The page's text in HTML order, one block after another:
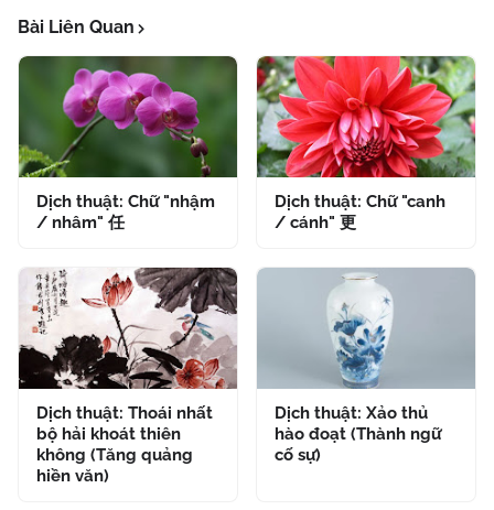
Bài Liên Quan
Dịch thuật: Chữ "nhậm
/ nhâm" 任
Dịch thuật: Chữ "canh
/ cánh" 更
Dịch thuật: Thoái nhất
bộ hải khoát thiên
không (Tăng quảng
hiền văn)
Dịch thuật: Xảo thủ
hào đoạt (Thành ngữ
cố sự)